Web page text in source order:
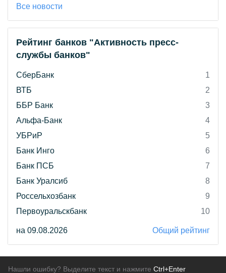
Все новости
Рейтинг банков "Активность пресс-
службы банков"
СберБанк
1
ВТБ
2
ББР Банк
3
Альфа-Банк
4
УБРиР
5
Банк Инго
6
Банк ПСБ
7
Банк Уралсиб
8
Россельхозбанк
9
Первоуральскбанк
10
на 09.08.2026 Общий рейтинг
Нашли ошибку? Выделите текст и нажмите Ctrl+Enter